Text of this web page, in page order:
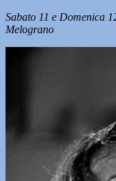
Sabato 11 e Domenica
Melograno